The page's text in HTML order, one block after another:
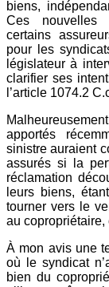
biens,
Ces nouvelles
certains
pour les
législateur à
clarifier ses
l’article 1074.2
apportés
sinistre auraient
assurés si la
réclamation
leurs biens,
tourner vers le
au copropriétaire,
À mon avis une
où le syndicat
bien du